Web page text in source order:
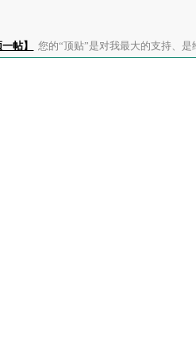
帖】 您的“顶贴”是对我最大的支持、